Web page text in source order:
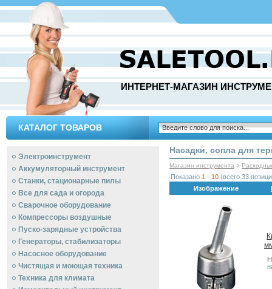
ИНТЕРНЕТ-МАГАЗИН
КАТАЛОГ ТОВАРОВ
Электроинструмент
Аккумуляторный инструмент
Станки, стационарные пилы
Все для сада и огорода
Сварочное оборудование
Компрессоры воздушные
Пуско-зарядные устройства
Генераторы, стабилизаторы
Насосное оборудование
Чистящая и моющая техника
Техника для климата
Насадки, сопла для
Магазин инструмента >
Показано 1 - 10 (всего 33
Изображение